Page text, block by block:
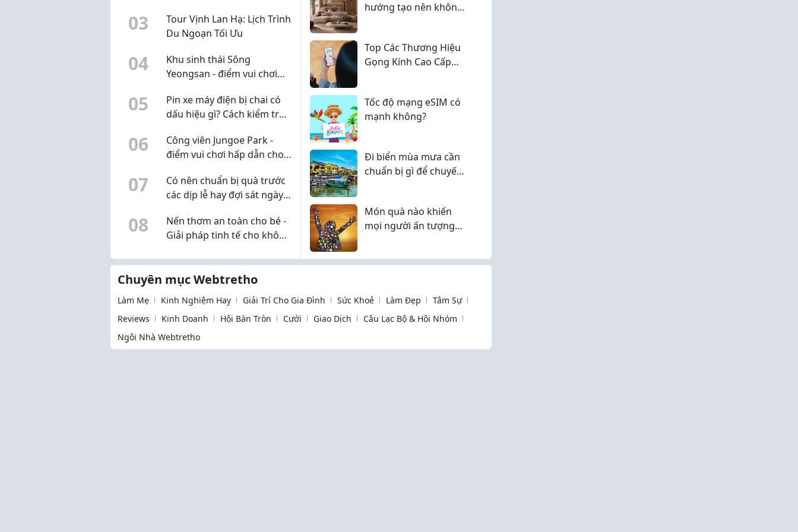
03
Tour Vịnh Lan Hạ: Lịch Trình
Du Ngoạn Tối Ưu
04
Khu sinh thái Sông
Yeongsan - điểm vui chơi
05
Pin xe máy điện bị chai có
dấu hiệu gì? Cách kiểm tra
06
Công viên Jungoe Park -
điểm vui chơi hấp dẫn cho
07
Có nên chuẩn bị quà trước
các dịp lễ hay đợi sát ngày
08
Nến thơm an toàn cho bé -
Giải pháp tinh tế cho không
hướng tạo nên không
Top Các Thương Hiệu
Gọng Kính Cao Cấp
Tốc độ mạng eSIM có
mạnh không?
Đi biển mùa mưa cần
chuẩn bị gì để chuyến
Món quà nào khiến
mọi người ấn tượng
Chuyên mục Webtretho
Làm Mẹ Kinh Nghiệm Hay Giải Trí Cho Gia Đình Sức Khoẻ Làm Đẹp
Tâm Sự
Reviews
Kinh Doanh Hội Bàn Tròn Cưới Giao Dịch
Câu Lạc Bộ & Hội Nhóm
Ngôi Nhà Webtretho